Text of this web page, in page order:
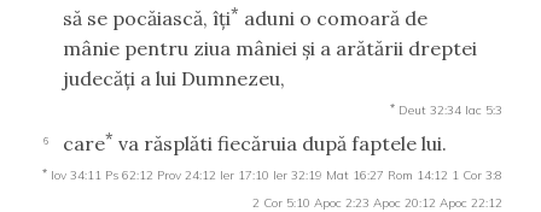
să se pocăiască, îţi* aduni o comoară de
mânie pentru ziua mâniei şi a arătării dreptei
judecăţi a lui Dumnezeu,
* Deut 32:34 Iac 5:3
6 care* va răsplăti fiecăruia după faptele lui.
* Iov 34:11 Ps 62:12 Prov 24:12 Ier 17:10 Ier 32:19 Mat 16:27 Rom 14:12 1 Cor 3:8
2 Cor 5:10 Apoc 2:23 Apoc 20:12 Apoc 22:12